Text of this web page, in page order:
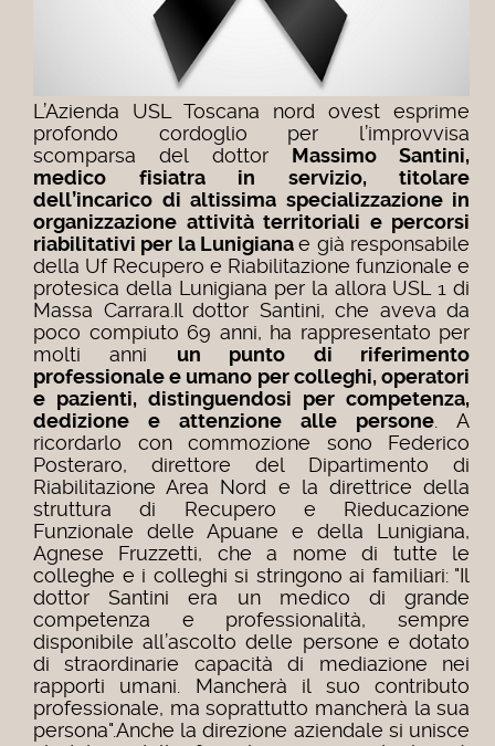
L’Azienda USL Toscana nord ovest esprime
profondo cordoglio per l’improvvisa
scomparsa del dottor Massimo Santini,
medico fisiatra in servizio, titolare
dell’incarico di altissima specializzazione in
organizzazione attività territoriali e percorsi
riabilitativi per la Lunigianae già responsabile
della Uf Recupero e Riabilitazione funzionale e
protesica della Lunigiana per la allora USL 1 di
Massa Carrara.Il dottor Santini, che aveva da
poco compiuto 69 anni, ha rappresentato per
molti anni un punto di riferimento
professionale e umano per colleghi, operatori
e pazienti, distinguendosi per competenza,
dedizione e attenzione alle persone . A
ricordarlo con commozione sono Federico
Posteraro, direttore del Dipartimento di
Riabilitazione Area Nord e la direttrice della
struttura di Recupero e Rieducazione
Funzionale delle Apuane e della Lunigiana,
Agnese Fruzzetti, che a nome di tutte le
colleghe e i colleghi si stringono ai familiari: "Il
dottor Santini era un medico di grande
competenza e professionalità, sempre
disponibile all’ascolto delle persone e dotato
di straordinarie capacità di mediazione nei
rapporti umani. Mancherà il suo contributo
professionale, ma soprattutto mancherà la sua
persona".Anche la direzione aziendale si unisce